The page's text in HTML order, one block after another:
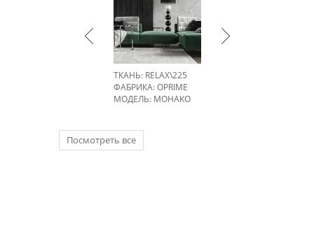
ТКАНЬ: RELAX\225
ФАБРИКА:OPRIME
МОДЕЛЬ: МОНАКО
Посмотреть все